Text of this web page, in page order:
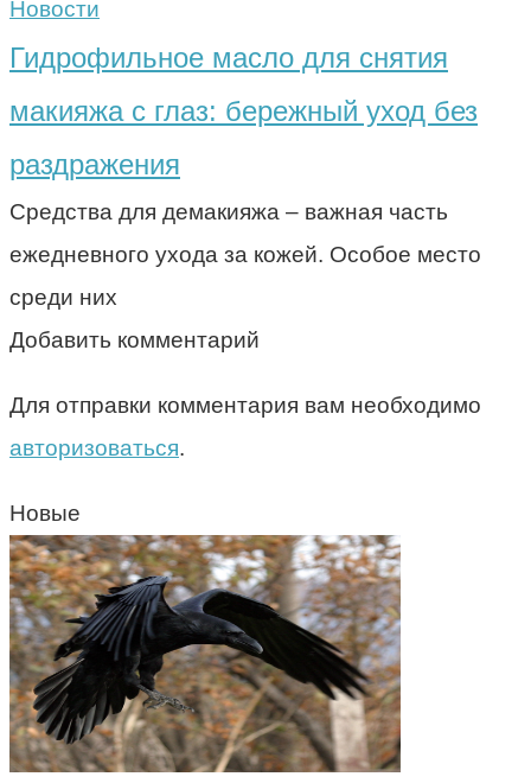
Новости
Гидрофильное масло для снятия
макияжа с глаз: бережный уход без
раздражения
Средства для демакияжа – важная часть
ежедневного ухода за кожей. Особое место
среди них
Добавить комментарий
Для отправки комментария вам необходимо
авторизоваться.
Новые